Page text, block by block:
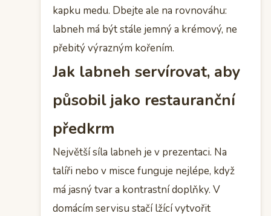
kapku medu. Dbejte ale na rovnováhu:
labneh má být stále jemný a krémový, ne
přebitý výrazným kořením.
Jak labneh servírovat, aby
působil jako restauranční
předkrm
Největší síla labneh je v prezentaci. Na
talíři nebo v misce funguje nejlépe, když
má jasný tvar a kontrastní doplňky. V
domácím servisu stačí lžící vytvořit